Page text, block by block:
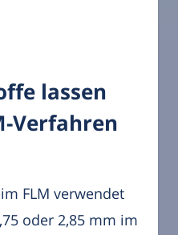
lassen
Verfahren
FLM verwendet
oder 2,85 mm im